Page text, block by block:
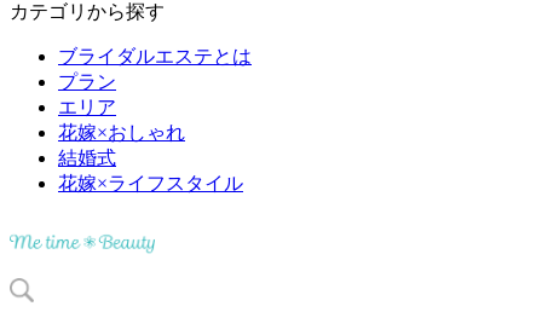
カテゴリから探す
ブライダルエステとは
プラン
エリア
花嫁×おしゃれ
結婚式
花嫁×ライフスタイル